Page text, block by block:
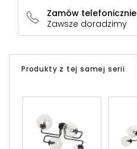
Zamów telefonicznie
Zawsze doradzimy
Produkty z tej samej serii